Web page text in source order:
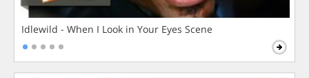
Idlewild - When I Look in Your Eyes Scene